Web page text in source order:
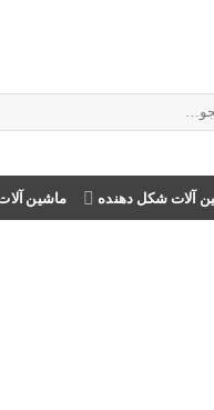
آلات شکل دهنده ماشین